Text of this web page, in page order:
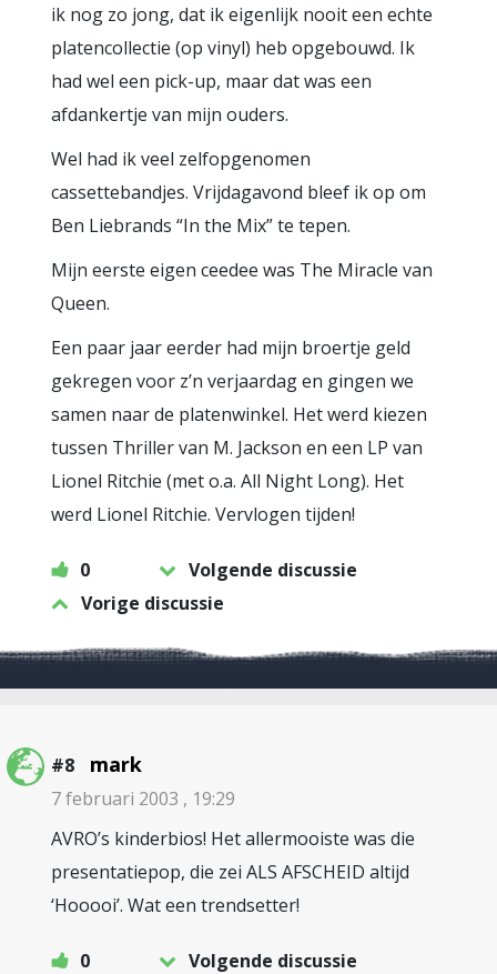
ik nog zo jong, dat ik eigenlijk nooit een echte
platencollectie (op vinyl) heb opgebouwd. Ik
had wel een pick-up, maar dat was een
afdankertje van mijn ouders.
Wel had ik veel zelfopgenomen
cassettebandjes. Vrijdagavond bleef ik op om
Ben Liebrands “In the Mix” te tepen.
Mijn eerste eigen ceedee was The Miracle van
Queen.
Een paar jaar eerder had mijn broertje geld
gekregen voor z’n verjaardag en gingen we
samen naar de platenwinkel. Het werd kiezen
tussen Thriller van M. Jackson en een LP van
Lionel Ritchie (met o.a. All Night Long). Het
werd Lionel Ritchie. Vervlogen tijden!
0
Volgende discussie
Vorige discussie
#8 mark
7 februari 2003 , 19:29
AVRO’s kinderbios! Het allermooiste was die
presentatiepop, die zei ALS AFSCHEID altijd
‘Hooooi’. Wat een trendsetter!
0
Volgende discussie